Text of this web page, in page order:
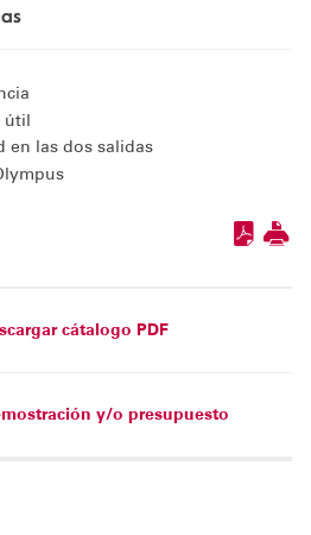
útil
en las dos salidas
cátalogo PDF
y/o presupuesto